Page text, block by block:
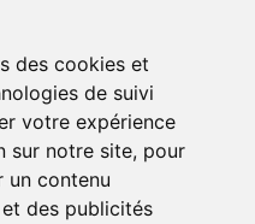
des cookies et
de suivi
votre expérience
sur notre site, pour
un contenu
des publicités